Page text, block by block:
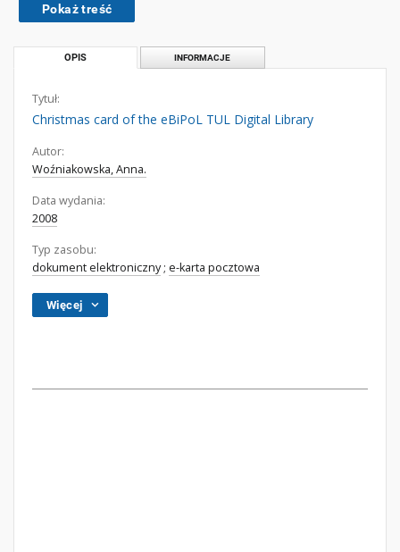
Pokaż treść
OPIS INFORMACJE
Tytuł:
Christmas card of the eBiPoL TUL Digital Library
Autor:
Woźniakowska, Anna.
Data wydania:
2008
Typ zasobu:
dokument elektroniczny; e-karta pocztowa
Więcej